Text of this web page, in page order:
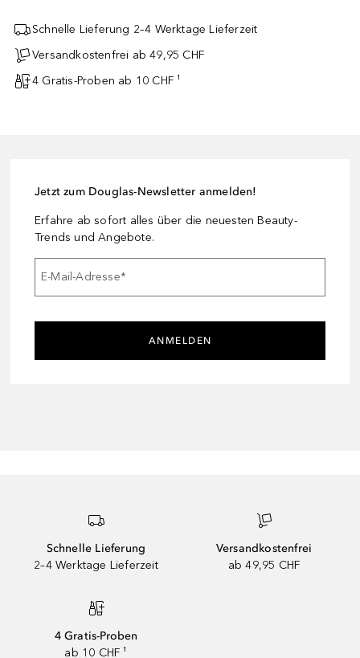
Schnelle Lieferung 2–4 Werktage Lieferzeit
Versandkostenfrei ab 49,95 CHF
4 Gratis-Proben ab 10 CHF ¹
Jetzt zum Douglas-Newsletter anmelden!
Erfahre ab sofort alles über die neuesten Beauty-
Trends und Angebote.
E-Mail-Adresse*
ANMELDEN
Schnelle Lieferung
2–4 Werktage Lieferzeit
Versandkostenfrei
ab 49,95 CHF
4 Gratis-Proben
ab 10 CHF ¹